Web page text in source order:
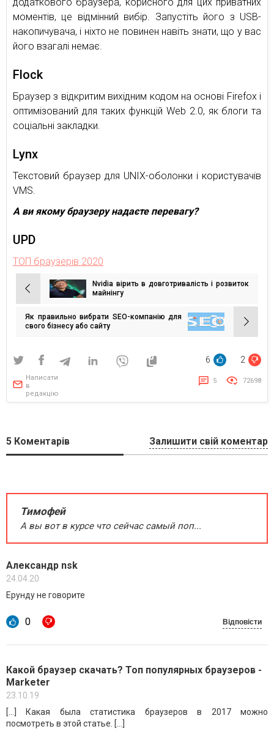
моментів, це відмінний вибір. Запустіть його з USB-
накопичувача, і ніхто не повинен навіть знати, що у вас
його взагалі немає.
Flock
Браузер з відкритим вихідним кодом на основі Firefox і
оптимізований для таких функцій Web 2.0, як блоги та
соціальні закладки.
Lynx
Текстовий браузер для UNIX-оболонки і користувачів
VMS.
А ви якому браузеру надаєте перевагу?
UPD
ТОП браузерів 2020
Навігація
записів
Nvidia вірить в довготривалість і розвиток
майнінгу
Як правильно вибрати SEO-компанію для
свого бізнесу або сайту
6 2
Написати
в
редакцію
5 72698
5 Коментарів Залишити свій коментар
Тимофей
А вы вот в курсе что сейчас самый поп...
Александр nsk
24.04.20
Ерунду не говорите
0 Відповісти
Какой браузер скачать? Топ популярных браузеров -
Marketer
23.10.19
[…] Какая была статистика браузеров в 2017 можно
посмотреть в этой статье. […]